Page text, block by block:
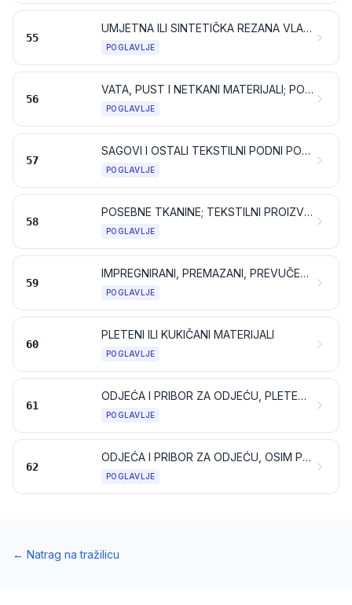
55
UMJETNA ILI SINTETIČKA REZANA VLAKNA
POGLAVLJE
56
VATA, PUST I NETKANI MATERIJALI; POSEBNA PREĐA; KONOPI, UZICE I UŽAD TE PROIZVODI OD NJIH
POGLAVLJE
57
SAGOVI I OSTALI TEKSTILNI PODNI POKRIVAČI
POGLAVLJE
58
POSEBNE TKANINE; TEKSTILNI PROIZVODI DOBIVENI TAFTING POSTUPKOM; ČIPKE; TAPISERIJE; POZAMANTERIJA; VEZ
POGLAVLJE
59
IMPREGNIRANI, PREMAZANI, PREVUČENI, PREKRIVENI ILI LAMINIRANI TEKSTILNI MATERIJALI; TEKSTILNI PROIZVODI PRIKLADNI ZA INDUSTRIJSKU UPORABU
POGLAVLJE
60
PLETENI ILI KUKIČANI MATERIJALI
POGLAVLJE
61
ODJEĆA I PRIBOR ZA ODJEĆU, PLETENI ILI KUKIČANI
POGLAVLJE
62
ODJEĆA I PRIBOR ZA ODJEĆU, OSIM PLETENIH ILI KUKIČANIH
POGLAVLJE
← Natrag na tražilicu